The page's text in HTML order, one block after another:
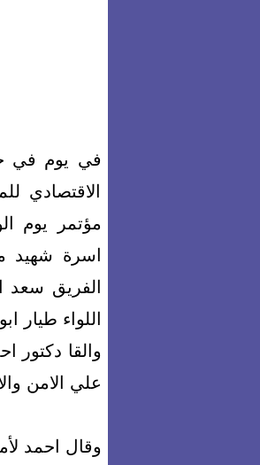
في يوم في حب
الاقتصادي
اسرة شهيد
الفريق سعد
اللواء طيار
والقا
علي الامن
وقال احمد